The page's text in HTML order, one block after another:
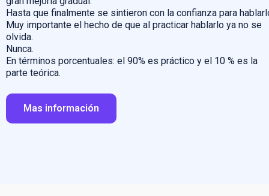
Hasta que finalmente se sintieron con la confianza para
Muy importante el hecho de que al practicar hablarlo ya no se
olvida.
Nunca.
En términos porcentuales: el 90% es práctico y el 10 % es la
parte teórica.
Mas información